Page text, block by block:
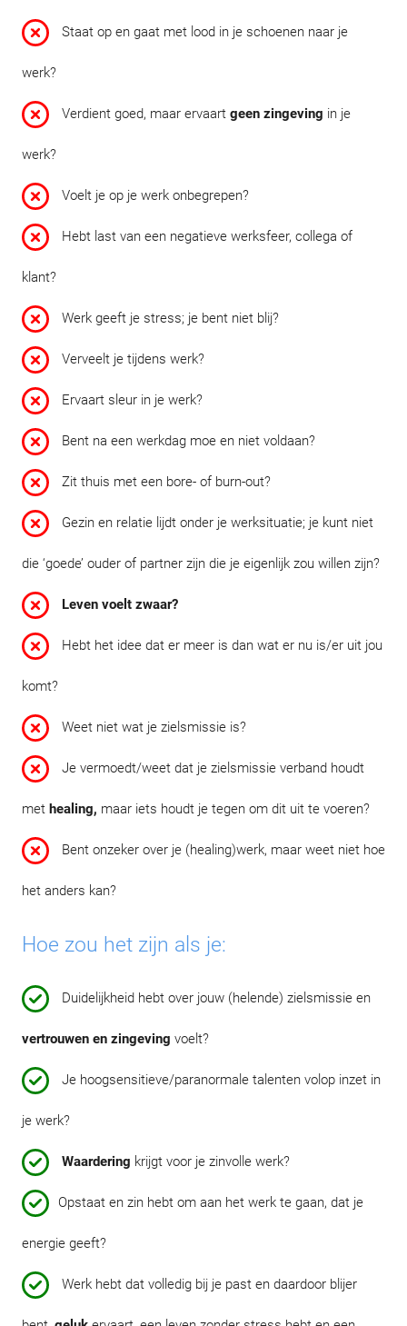
Staat op en gaat met lood in je schoenen naar je
werk?
Verdient goed, maar ervaart geen zingeving in je
werk?
Voelt je op je werk onbegrepen?
Hebt last van een negatieve werksfeer, collega of
klant?
Werk geeft je stress; je bent niet blij?
Verveelt je tijdens werk?
Ervaart sleur in je werk?
Bent na een werkdag moe en niet voldaan?
Zit thuis met een bore- of burn-out?
Gezin en relatie lijdt onder je werksituatie; je kunt niet
die ‘goede’ ouder of partner zijn die je eigenlijk zou willen zijn?
Leven voelt zwaar?
Hebt het idee dat er meer is dan wat er nu is/er uit jou
komt?
Weet niet wat je zielsmissie is?
Je vermoedt/weet dat je zielsmissie verband houdt
met healing, maar iets houdt je tegen om dit uit te voeren?
Bent onzeker over je (healing)werk, maar weet niet hoe
het anders kan?
Hoe zou het zijn als je:
Duidelijkheid hebt over jouw (helende) zielsmissie en
vertrouwen en zingeving voelt?
Je hoogsensitieve/paranormale talenten volop inzet in
je werk?
Waardering krijgt voor je zinvolle werk?
Opstaat en zin hebt om aan het werk te gaan, dat je
energie geeft?
Werk hebt dat volledig bij je past en daardoor blijer